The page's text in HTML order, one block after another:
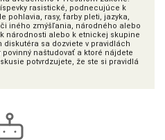
rasistické, podnecujúce k
pohlavia, rasy, farby pleti, jazyka,
iného zmýšľania, národného alebo
národnosti alebo k etnickej skupine
sa dozviete v pravidlách
naštudovať a ktoré nájdete
potvrdzujete, že ste si pravidlá